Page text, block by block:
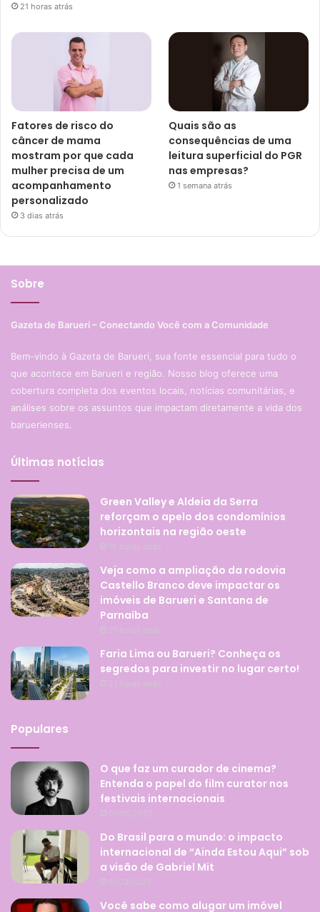
21 horas atrás
Fatores de risco do
câncer de mama
mostram por que cada
mulher precisa de um
acompanhamento
personalizado
3 dias atrás
Quais são as
consequências de uma
leitura superficial do PGR
nas empresas?
1 semana atrás
Sobre
Gazeta de Barueri – Conectando Você com a Comunidade
Bem-vindo à Gazeta de Barueri, sua fonte essencial para tudo o
que acontece em Barueri e região. Nosso blog oferece uma
cobertura completa dos eventos locais, notícias comunitárias, e
análises sobre os assuntos que impactam diretamente a vida dos
baruerienses.
Últimas notícias
Green Valley e Aldeia da Serra
reforçam o apelo dos condomínios
horizontais na região oeste
15 horas atrás
Veja como a ampliação da rodovia
Castello Branco deve impactar os
imóveis de Barueri e Santana de
Parnaíba
21 horas atrás
Faria Lima ou Barueri? Conheça os
segredos para investir no lugar certo!
21 horas atrás
Populares
O que faz um curador de cinema?
Entenda o papel do film curator nos
festivais internacionais
01/05/2025
Do Brasil para o mundo: o impacto
internacional de “Ainda Estou Aqui” sob
a visão de Gabriel Mit
11/03/2025
Você sabe como alugar um imóvel